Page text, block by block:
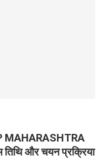
MAHARASHTRA
और चयन प्रक्रिया